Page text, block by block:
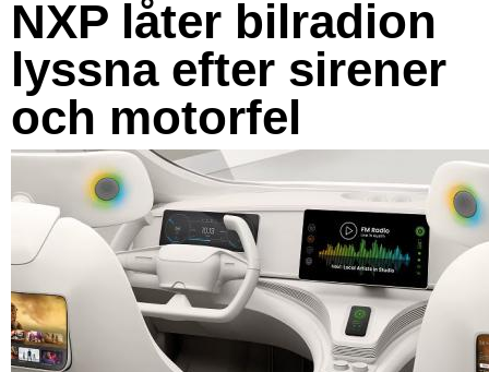
NXP låter bilradion
lyssna efter sirener
och motorfel